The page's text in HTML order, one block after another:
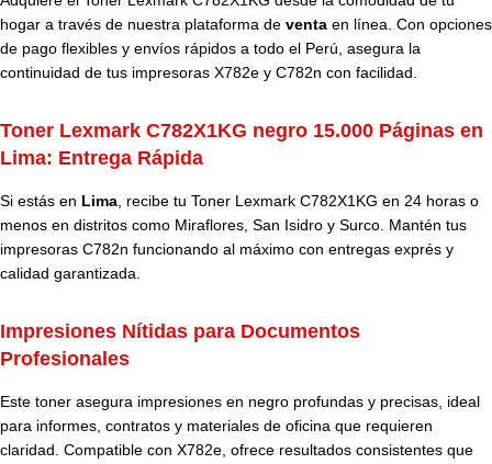
hogar a través de nuestra plataforma de venta en línea. Con opciones
de pago flexibles y envíos rápidos a todo el Perú, asegura la
continuidad de tus impresoras X782e y C782n con facilidad.
Toner Lexmark C782X1KG negro 15.000 Páginas en
Lima: Entrega Rápida
Si estás en Lima, recibe tu Toner Lexmark C782X1KG en 24 horas o
menos en distritos como Miraflores, San Isidro y Surco. Mantén tus
impresoras C782n funcionando al máximo con entregas exprés y
calidad garantizada.
Impresiones Nítidas para Documentos
Profesionales
Este toner asegura impresiones en negro profundas y precisas, ideal
para informes, contratos y materiales de oficina que requieren
claridad. Compatible con X782e, ofrece resultados consistentes que